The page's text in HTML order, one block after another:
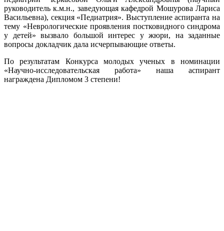
руководитель к.м.н., заведующая кафедрой Мошурова Лариса
Васильевна), секция «Педиатрия». Выступление аспиранта на
тему «Неврологические проявления постковидного синдрома
у детей» вызвало большой интерес у жюри, на заданные
вопросы докладчик дала исчерпывающие ответы.
По результатам Конкурса молодых ученых в номинации
«Научно-исследовательская работа» наша аспирант
награждена Дипломом 3 степени!